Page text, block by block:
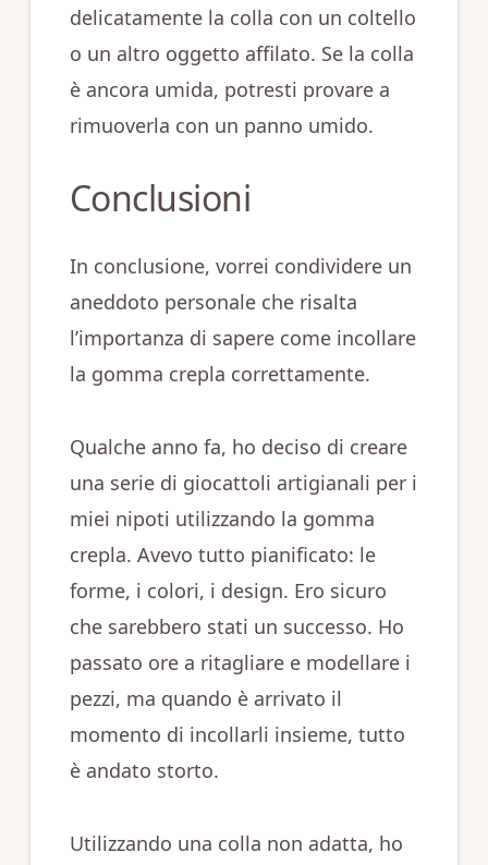
delicatamente la colla con un coltello
o un altro oggetto affilato. Se la colla
è ancora umida, potresti provare a
rimuoverla con un panno umido.
Conclusioni
In conclusione, vorrei condividere un
aneddoto personale che risalta
l’importanza di sapere come incollare
la gomma crepla correttamente.
Qualche anno fa, ho deciso di creare
una serie di giocattoli artigianali per i
miei nipoti utilizzando la gomma
crepla. Avevo tutto pianificato: le
forme, i colori, i design. Ero sicuro
che sarebbero stati un successo. Ho
passato ore a ritagliare e modellare i
pezzi, ma quando è arrivato il
momento di incollarli insieme, tutto
è andato storto.
Utilizzando una colla non adatta, ho